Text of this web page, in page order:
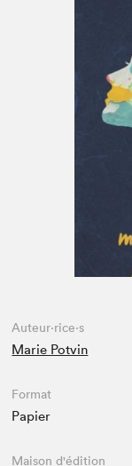
Auteur·rice·s
Marie Potvin
Format
Papier
Maison d'édition